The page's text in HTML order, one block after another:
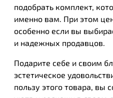
подобрать комплект,
именно вам. При этом
особенно если вы
и надежных продавцов.
Подарите себе и своим
эстетическое
пользу этого товара, вы